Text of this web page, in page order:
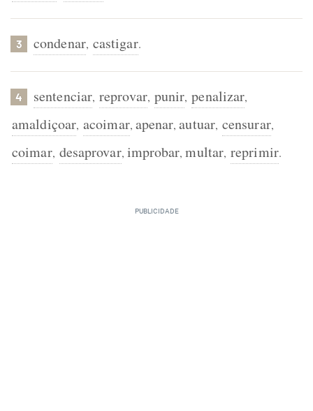
3 condenar, castigar.
4 sentenciar, reprovar, punir, penalizar,
amaldiçoar, acoimar, apenar,autuar, censurar,
coimar, desaprovar, improbar,multar, reprimir.